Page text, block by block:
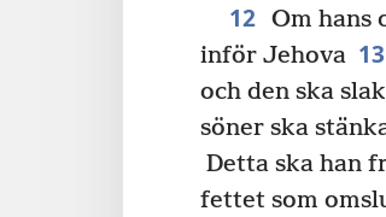
12 Om hans
inför Jehova 13
och den ska
söner ska
Detta ska han
fettet som